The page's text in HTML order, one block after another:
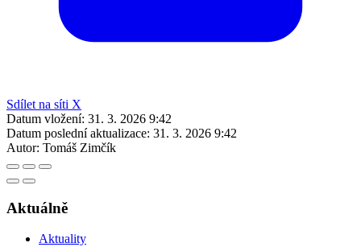
Sdílet na síti X
Datum vložení: 31. 3. 2026 9:42
Datum poslední aktualizace: 31. 3. 2026 9:42
Autor: Tomáš Zimčík
Aktuálně
Aktuality